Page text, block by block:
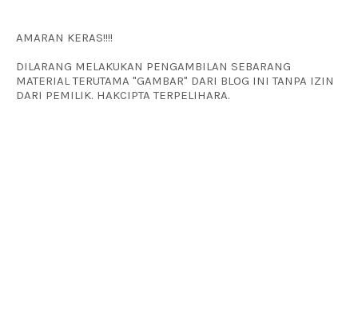
AMARAN KERAS!!!!
DILARANG MELAKUKAN PENGAMBILAN SEBARANG
MATERIAL TERUTAMA "GAMBAR" DARI BLOG INI TANPA IZIN
DARI PEMILIK. HAKCIPTA TERPELIHARA.